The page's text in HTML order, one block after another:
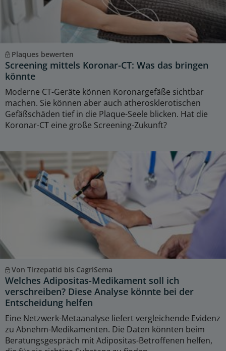
Plaques bewerten
Screening mittels Koronar-CT: Was das bringen
könnte
Moderne CT-Geräte können Koronargefäße sichtbar
machen. Sie können aber auch atherosklerotischen
Gefäßschäden tief in die Plaque-Seele blicken. Hat die
Koronar-CT eine große Screening-Zukunft?
Von Tirzepatid bis CagriSema
Welches Adipositas-Medikament soll ich
verschreiben? Diese Analyse könnte bei der
Entscheidung helfen
Eine Netzwerk-Metaanalyse liefert vergleichende Evidenz
zu Abnehm-Medikamenten. Die Daten könnten beim
Beratungsgespräch mit Adipositas-Betroffenen helfen,